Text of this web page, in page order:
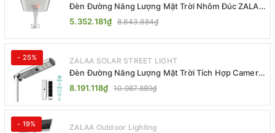
Đèn Đường Năng Lượng Mặt Trời Nhôm Đúc ZALAA
ZL-BWH Cao Cấp IP65
5.352.181₫ 8.843.884₫
- 25% ZALAA SOLAR STREET LIGHT
Đèn Đường Năng Lượng Mặt Trời Tích Hợp Camera
ZALAA ZL-BJ04-CCTV (80W, IP65)
8.191.118₫ 10.987.889₫
- 19% ZALAA Outdoor Lighting